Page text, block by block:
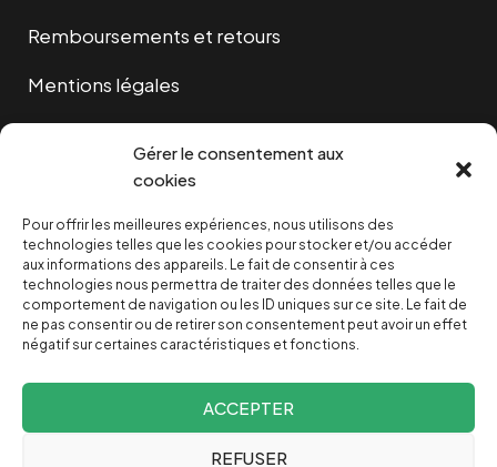
Gérer le consentement aux
cookies
Pour offrir les meilleures expériences, nous utilisons des
technologies telles que les cookies pour stocker et/ou accéder
aux informations des appareils. Le fait de consentir à ces
technologies nous permettra de traiter des données telles que le
comportement de navigation ou les ID uniques sur ce site. Le fait de
ne pas consentir ou de retirer son consentement peut avoir un effet
négatif sur certaines caractéristiques et fonctions.
ACCEPTER
REFUSER
Remboursements et retours
Mentions légales
NOUS SOUTENIR
NOTRE NEWSLETTER